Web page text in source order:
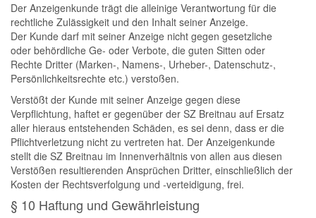
Der Anzeigenkunde trägt die alleinige Verantwortung für die
rechtliche Zulässigkeit und den Inhalt seiner Anzeige.
Der Kunde darf mit seiner Anzeige nicht gegen gesetzliche
oder behördliche Ge- oder Verbote, die guten Sitten oder
Rechte Dritter (Marken-, Namens-, Urheber-, Datenschutz-,
Persönlichkeitsrechte etc.) verstoßen.
Verstößt der Kunde mit seiner Anzeige gegen diese
Verpflichtung, haftet er gegenüber der SZ Breitnau auf Ersatz
aller hieraus entstehenden Schäden, es sei denn, dass er die
Pflichtverletzung nicht zu vertreten hat. Der Anzeigenkunde
stellt die SZ Breitnau im Innenverhältnis von allen aus diesen
Verstößen resultierenden Ansprüchen Dritter, einschließlich der
Kosten der Rechtsverfolgung und -verteidigung, frei.
§ 10 Haftung und Gewährleistung